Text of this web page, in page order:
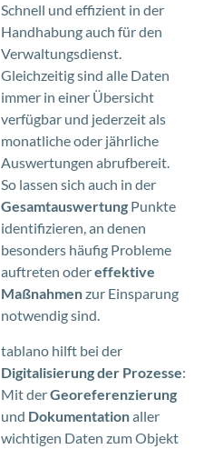
Schnell und effizient in der
Handhabung auch für den
Verwaltungsdienst.
Gleichzeitig sind alle Daten
immer in einer Übersicht
verfügbar und jederzeit als
monatliche oder jährliche
Auswertungen abrufbereit.
So lassen sich auch in der
Gesamtauswertung Punkte
identifizieren, an denen
besonders häufig Probleme
auftreten odereffektive
Maßnahmenzur Einsparung
notwendig sind.
tablano hilft bei der
Digitalisierung der Prozesse:
Mit derGeoreferenzierung
und Dokumentationaller
wichtigen Daten zum Objekt